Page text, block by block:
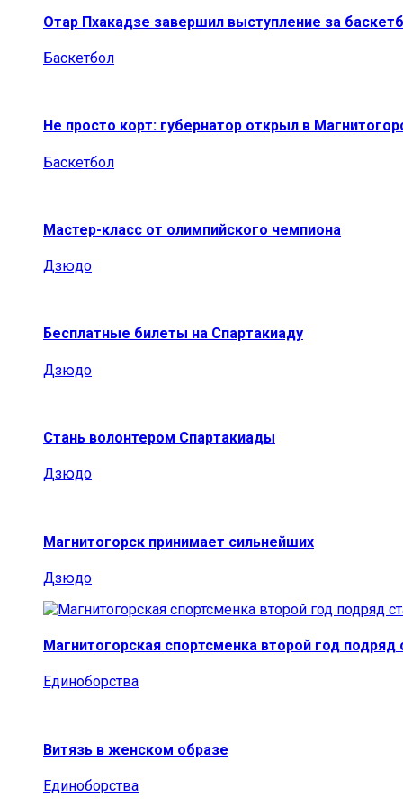
Отар Пхакадзе завершил выступление за
Баскетбол
Не просто корт: губернатор открыл в
Баскетбол
Мастер-класс от олимпийского чемпиона
Дзюдо
Бесплатные билеты на Спартакиаду
Дзюдо
Стань волонтером Спартакиады
Дзюдо
Магнитогорск принимает сильнейших
Дзюдо
Магнитогорская спортсменка второй год подряд
Единоборства
Витязь в женском образе
Единоборства